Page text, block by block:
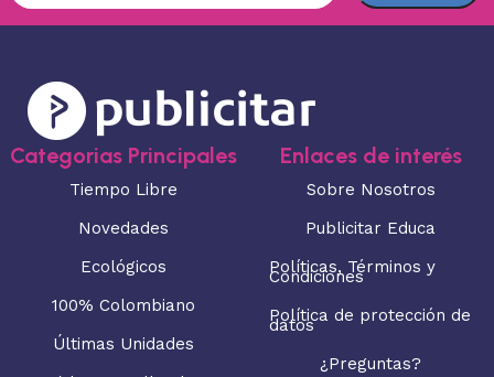
Categorias Principales
Tiempo Libre
Novedades
Ecológicos
100% Colombiano
Últimas Unidades
Enlaces de interés
Sobre Nosotros
Publicitar Educa
Políticas, Términos y
Condiciones
Política de protección de
datos
¿Preguntas?